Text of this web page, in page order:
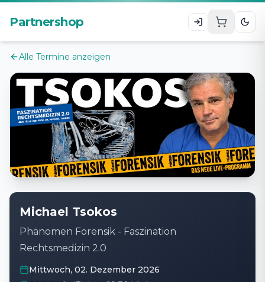
Partnershop
Alle Termine anzeigen
Michael Tsokos
Phänomen Forensik - Faszination
Rechtsmedizin 2.0
Mittwoch, 02. Dezember 2026